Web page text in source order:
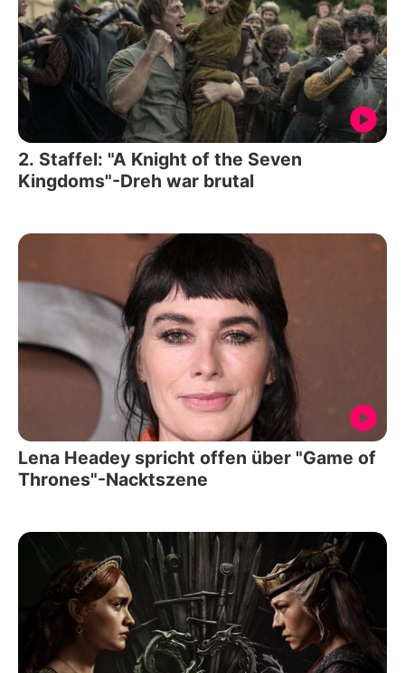
2. Staffel: "A Knight of the Seven
Kingdoms"-Dreh war brutal
Lena Headey spricht offen über "Game of
Thrones"-Nacktszene